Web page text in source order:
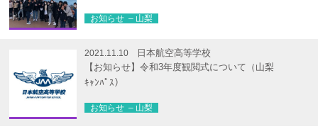
お知らせ – 山梨
2021.11.10
日本航空高等学校
【お知らせ】令和3年度観閲式について（山梨
ｷｬﾝﾊﾟｽ）
お知らせ – 山梨